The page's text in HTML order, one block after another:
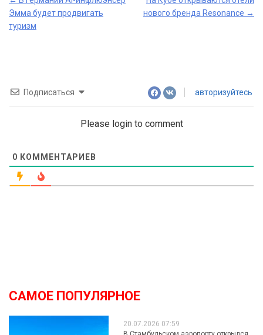
navigation
Эмма будет продвигать
туризм
нового бренда Resonance →
Подписаться авторизуйтесь
Please login to comment
0 КОММЕНТАРИЕВ
САМОЕ ПОПУЛЯРНОЕ
20.07.2026 07:59